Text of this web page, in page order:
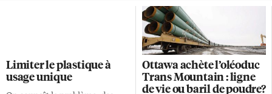
et de se donner les moyens de
s’intégrer», confirme le co-
titulaire de la Chaire UNESCO
l’Ontario en français, l’accès aux
services gouvernementaux en
français et le bilinguisme de la
province. Dans la région de
Toronto, les électeurs
francophones n’ont pas eu
beaucoup d’occasions de
dialoguer en français avec des
Limiter le plastique à
usage unique
Ottawa achète l’oléoduc
Trans Mountain : ligne
de vie ou baril de poudre?